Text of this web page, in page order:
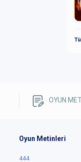
OYUN
Oyun Metinleri
444